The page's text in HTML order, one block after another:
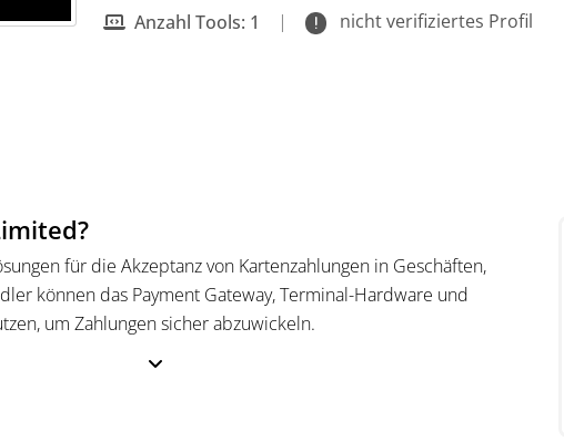
Anzahl Tools: 1 | nicht verifiziertes Profil
für die Akzeptanz von Kartenzahlungen in Geschäften,
können das Payment Gateway, Terminal-Hardware und
um Zahlungen sicher abzuwickeln.
seiner Zahlungsplattform über SDK und API. Das